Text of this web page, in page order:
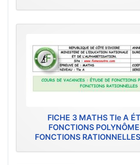
FICHE 3 MATHS Tle A
FONCTIONS
FONCTIONS